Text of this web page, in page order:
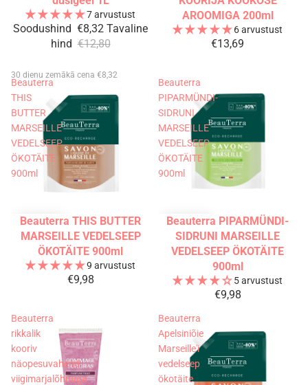
7 arvustust
Soodushind €8,32 Tavaline
hind €12,80
30 dienu zemākā cena €8,32
AROOMIGA 200ml
6 arvustust
€13,69
Beauterra
THIS
BUTTER
MARSEILLE
VEDELSEEP
ÖKOTÄITE
900ml
Beauterra THIS BUTTER
MARSEILLE VEDELSEEP
ÖKOTÄITE 900ml
9 arvustust
€9,98
Beauterra
PIPARMÜNDI-
SIDRUNI
MARSEILLE
VEDELSEEP
ÖKOTÄITE
900ml
Beauterra PIPARMÜNDI-
SIDRUNI MARSEILLE
VEDELSEEP ÖKOTÄITE
900ml
5 arvustust
€9,98
Beauterra
rikkalik
kooriv
näopesuvahend
viigimarjalõhnaga
Beauterra
Apelsiniõie
Marseille'i
vedelseep
ökotäite